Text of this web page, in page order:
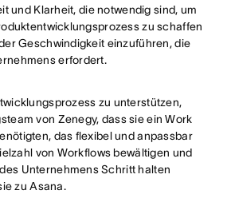
und Klarheit, die notwendig sind, um
zu schaffen
Geschwindigkeit einzuführen, die
erfordert.
zu unterstützen,
von Zenegy, dass sie ein Work
das flexibel und anpassbar
von Workflows bewältigen und
Unternehmens Schritt halten
zu Asana.